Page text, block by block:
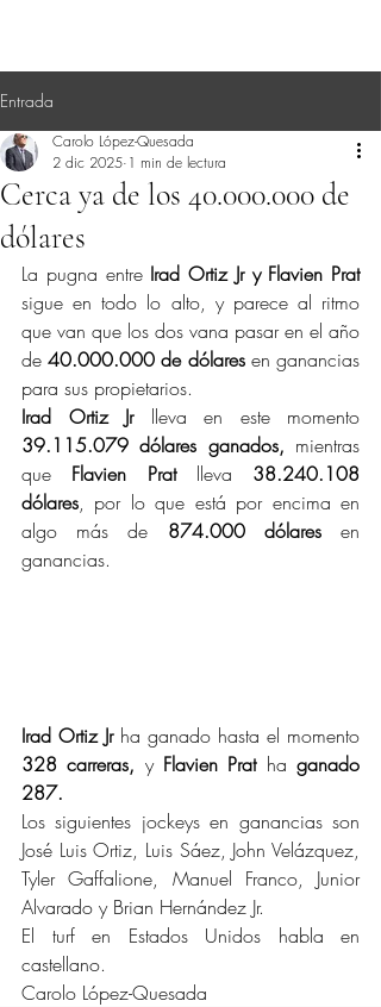
Entrada
Cerca ya de los 40.000.000 de
dólares
Carolo López-Quesada
2 dic 2025 1 min de lectura
La pugna entre Irad Ortiz Jr y Flavien Prat
sigue en todo lo alto, y parece al ritmo
que van que los dos vana pasar en el año
de 40.000.000 de dólares en ganancias
para sus propietarios.
Irad Ortiz Jr
39.115.079 dólares ganados, mientras
que Flavien Prat lleva 38.240.108
dólares, por lo que está por encima en
algo más de 874.000 dólares en
ganancias.
Irad Ortiz Jr
328 carreras, y Flavien Prat ha ganado
287.
Los siguientes jockeys en ganancias son
José Luis Ortiz, Luis Sáez, John Velázquez,
Tyler Gaffalione, Manuel Franco, Junior
Alvarado y Brian Hernández Jr.
El turf en Estados Unidos habla en
castellano.
Carolo López-Quesada